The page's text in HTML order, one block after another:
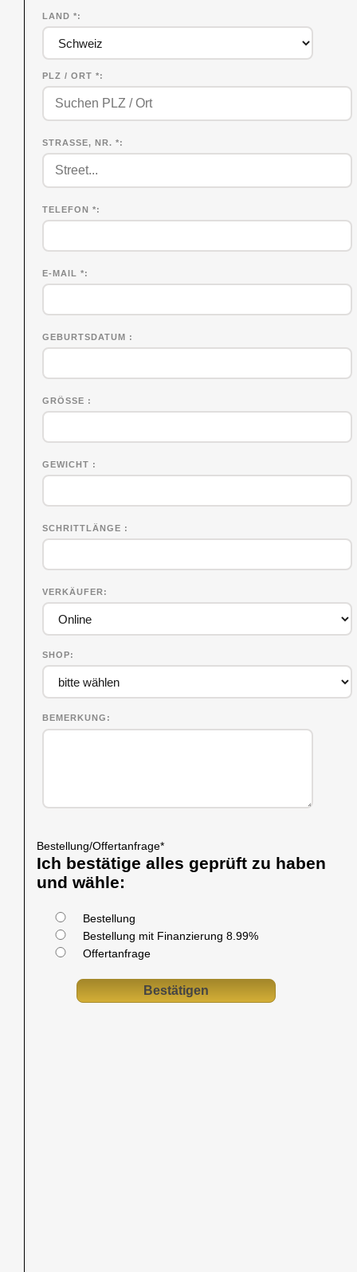
LAND *
PLZ / ORT *
STRASSE, NR. *
TELEFON *
E-MAIL *
GEBURTSDATUM
GRÖSSE
GEWICHT
SCHRITTLÄNGE
VERKÄUFER
SHOP
BEMERKUNG
Bestellung/Offertanfrage*
Ich bestätige alles geprüft zu haben
und wähle:
Bestellung
Bestellung mit Finanzierung 8.99%
Offertanfrage